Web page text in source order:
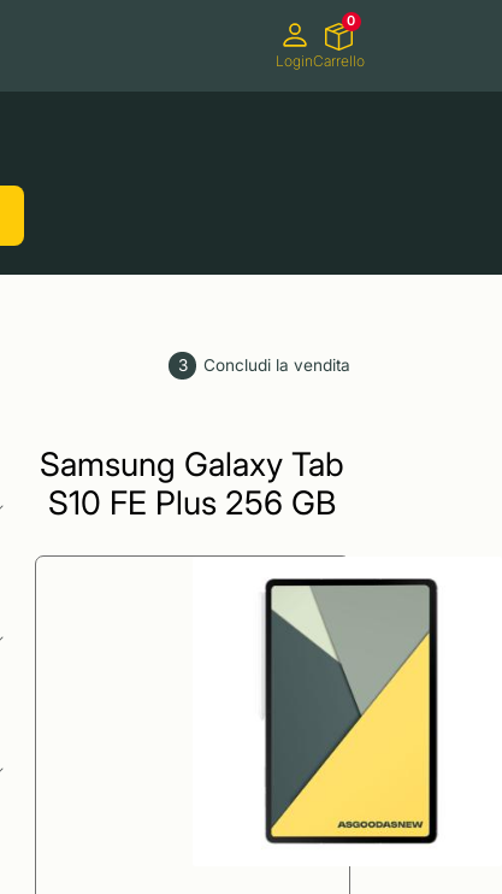
LoginCarrello
0
3 Concludi la vendita
Samsung Galaxy Tab
S10 FE Plus 256 GB